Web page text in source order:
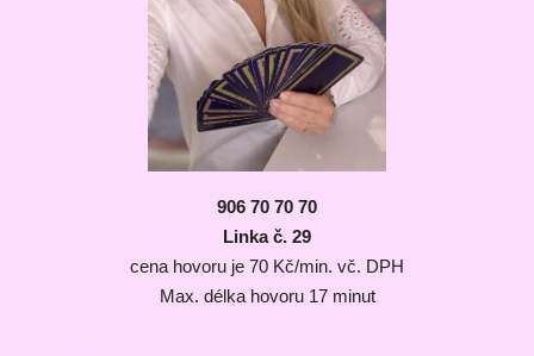
906 70 70 70
Linka č. 29
cena hovoru je 70 Kč/min. vč. DPH
Max. délka hovoru 17 minut